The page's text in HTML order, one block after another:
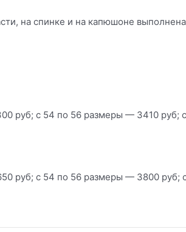
на спинке и на капюшоне
руб; с 54 по 56 размеры — 3410 руб;
руб; с 54 по 56 размеры — 3800 руб;